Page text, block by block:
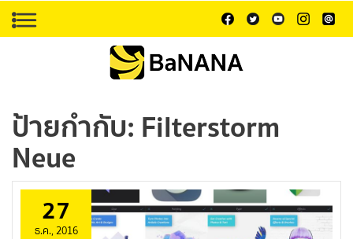
ป้ายกำกับ: Filterstorm
Neue
27
ธ.ค., 2016